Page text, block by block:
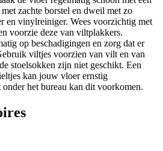
zachte borstel en dweil met zo
en vinylreiniger. Wees voorzichtig met
voorzie deze van viltplakkers.
op beschadigingen en zorg dat er
viltjes voorzien van vilt en van
stoelsokken zijn niet geschikt. Een
kan jouw vloer ernstig
het bureau kan dit voorkomen.